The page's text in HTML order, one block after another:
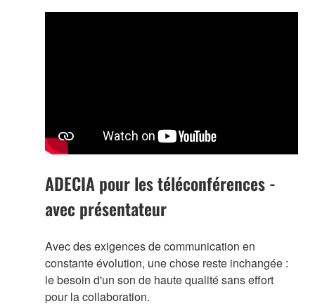
ADECIA pour les téléconférences -
avec présentateur
Avec des exigences de communication en
constante évolution, une chose reste inchangée :
le besoin d'un son de haute qualité sans effort
pour la collaboration.